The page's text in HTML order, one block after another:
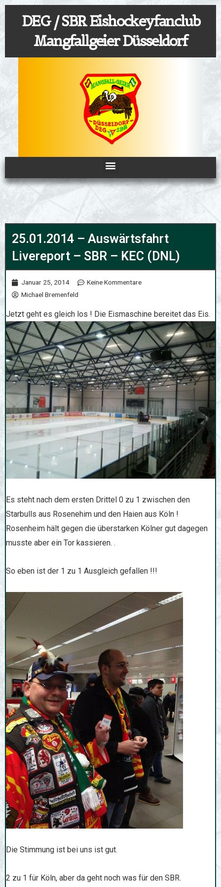
Zum
DEG / SBR Eishockeyfanclub
Mangfallgeier Düsseldorf
Menü
25.01.2014 – Auswärtsfahrt
Livereport – SBR – KEC (DNL)
Januar 25, 2014
Keine Kommentare
Michael Bremenfeld
Jetzt geht es gleich los ! Die Eismaschine bereitet das Eis.
Es steht nach dem ersten Drittel 0 zu 1 zwischen den
Starbulls aus Rosenehim und den Haien aus Köln !
Rosenheim hält gegen die überstarken Kölner gut dagegen
musste aber ein Tor kassieren. .
So eben ist der 1 zu 1 Ausgleich gefallen !!!
Die Stimmung ist bei uns ist gut.
2 zu 1 für Köln, aber da geht noch was für den SBR.